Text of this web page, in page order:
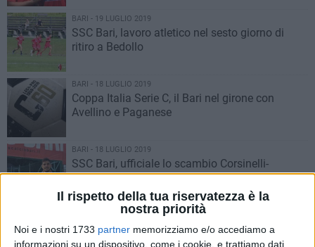
Il rispetto della tua riservatezza è la
nostra priorità
Noi e i nostri 1733 partner memorizziamo e/o accediamo a
informazioni su un dispositivo, come i cookie, e trattiamo dati
BARI - 19 LUGLIO 2019
SSC Bari, lavoro atletico nel sesto giorno di
ritiro a Bedollo
BARI - 18 LUGLIO 2019
Coppa Italia Serie C, il Bari nel girone con
Avellino e Paganese
BARI - 18 LUGLIO 2019
SSC Bari, ufficiale lo scambio Corsinelli-
Nannini con il Piacenza
BARI - 18 LUGLIO 2019
Amichevole Fiorentina-Bari, Cornacchini:
«Grande disponibilità dal gruppo». Feola: